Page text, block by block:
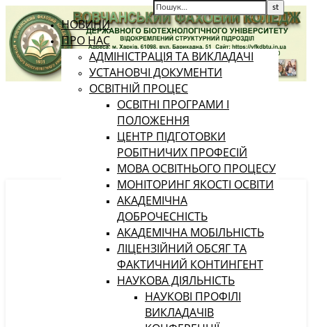
НОВИНИ
ПРО НАС
АДМІНІСТРАЦІЯ ТА ВИКЛАДАЧІ
УСТАНОВЧІ ДОКУМЕНТИ
ОСВІТНІЙ ПРОЦЕС
ОСВІТНІ ПРОГРАМИ І
ПОЛОЖЕННЯ
ЦЕНТР ПІДГОТОВКИ
РОБІТНИЧИХ ПРОФЕСІЙ
МОВА ОСВІТНЬОГО ПРОЦЕСУ
МОНІТОРИНГ ЯКОСТІ ОСВІТИ
АКАДЕМІЧНА
ДОБРОЧЕСНІСТЬ
АКАДЕМІЧНА МОБІЛЬНІСТЬ
ЛІЦЕНЗІЙНИЙ ОБСЯГ ТА
ФАКТИЧНИЙ КОНТИНГЕНТ
НАУКОВА ДІЯЛЬНІСТЬ
НАУКОВІ ПРОФІЛІ
ВИКЛАДАЧІВ